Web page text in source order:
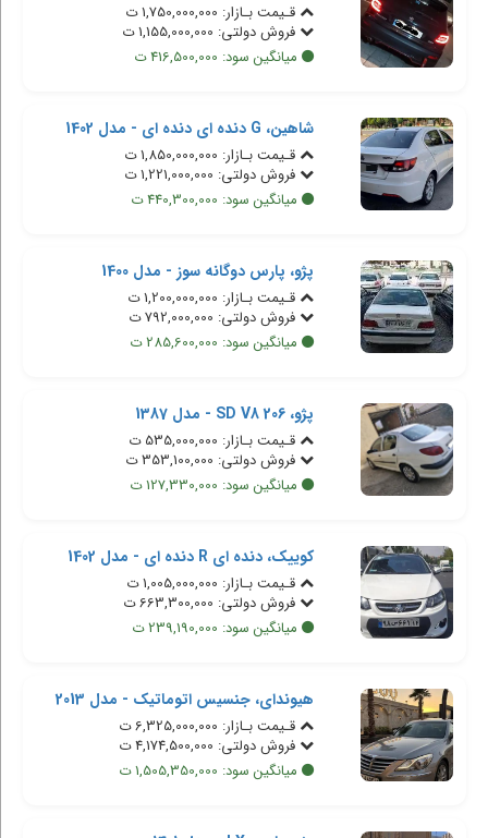
قـیمت بـازار: 1,750,000,000 ت
فروش دولتی: 1,155,000,000 ت
میانگین سود: 416,500,000 ت
شاهین، G دنده ای دنده ای - مدل 1402
قـیمت بـازار: 1,850,000,000 ت
فروش دولتی: 1,221,000,000 ت
میانگین سود: 440,300,000 ت
پژو، پارس دوگانه سوز - مدل 1400
قـیمت بـازار: 1,200,000,000 ت
فروش دولتی: 792,000,000 ت
میانگین سود: 285,600,000 ت
پژو، 206 SD V8 - مدل 1387
قـیمت بـازار: 535,000,000 ت
فروش دولتی: 353,100,000 ت
میانگین سود: 127,330,000 ت
کوییک، دنده ای R دنده ای - مدل 1402
قـیمت بـازار: 1,005,000,000 ت
فروش دولتی: 663,300,000 ت
میانگین سود: 239,190,000 ت
هیوندای، جنسیس اتوماتیک - مدل 2013
قـیمت بـازار: 6,325,000,000 ت
فروش دولتی: 4,174,500,000 ت
میانگین سود: 1,505,350,000 ت